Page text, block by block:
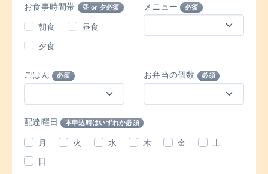
お食事時間帯 昼 or 夕必須
朝食
昼食
夕食
メニュー 必須
ごはん 必須 お弁当の個数 必須
配達曜日 本申込時はいずれか必須
月 火 水 木 金
土
日